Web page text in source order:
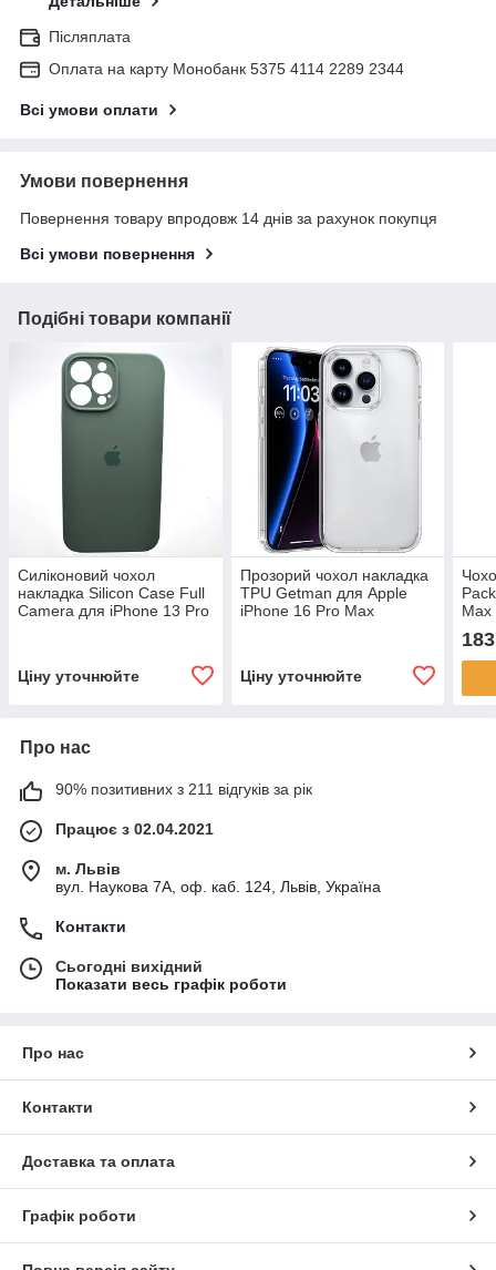
Післяплата
Оплата на карту Монобанк 5375 4114 2289 2344
Всі умови оплати
Умови повернення
Повернення товару впродовж 14 днів за рахунок покупця
Всі умови повернення
Подібні товари компанії
Силіконовий чохол
накладка Silicon Case Full
Camera для iPhone 13 Pro
Ціну уточнюйте
Прозорий чохол накладка
TPU Getman для Apple
iPhone 16 Pro Max
Ціну уточнюйте
Max
183
Про нас
90% позитивних з 211 відгуків за рік
Працює з 02.04.2021
м. Львів
вул. Наукова 7А, оф. каб. 124, Львів, Україна
Контакти
Сьогодні вихідний
Показати весь графік роботи
Про нас
Контакти
Доставка та оплата
Графік роботи